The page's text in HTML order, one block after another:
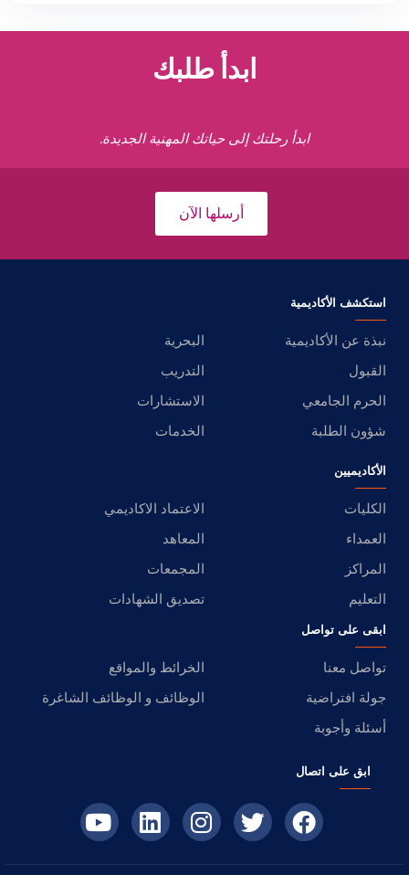
ابدأ طلبك
ابدأ رحلتك إلى حياتك المهنية الجديدة.
أرسلها الآن
استكشف الأكاديمية
نبذة عن الأكاديمية
البحرية
القبول
التدريب
الحرم الجامعي
الاستشارات
شؤون الطلبة
الخدمات
الأكاديميين
الكليات
الاعتماد الاكاديمي
العمداء
المعاهد
المراكز
المجمعات
التعليم
تصديق الشهادات
ابقى على تواصل
تواصل معنا
الخرائط والمواقع
جولة افتراضية
الوظائف و الوظائف الشاغرة
أسئلة وأجوبة
ابق على اتصال